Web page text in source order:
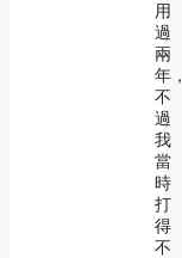
用
過
兩
年，
不
過
我
當
時
打
得
不